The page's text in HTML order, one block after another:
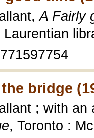
A Fairly
Laurentian
bridge
; with
, Toronto :